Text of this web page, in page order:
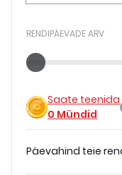
RENDIPÄEVADE ARV
Saate teenida
0 Mündid
Päevahind teie